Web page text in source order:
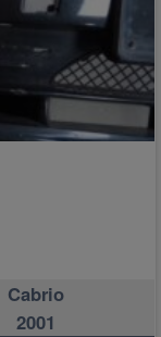
Cabrio
2001